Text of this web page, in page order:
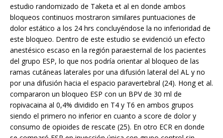
estudio randomizado de Taketa et al en donde ambos
bloqueos continuos mostraron similares puntuaciones de
dolor estático a los 24 hrs concluyéndose la no inferioridad de
este bloqueo. Dentro de este estudio se evidenció un efecto
anestésico escaso en la región paraesternal de los pacientes
del grupo ESP, lo que nos podría orientar al bloqueo de las
ramas cutáneas laterales por una difusión lateral del AL y no
por una difusión hacia el espacio paravertebral (24). Hong et al.
compararon un bloqueo ESP con un BPV de 30 ml de
ropivacaina al 0,4% dividido en T4 y T6 en ambos grupos
siendo el primero no inferior en cuanto a score de dolor y
consumo de opioides de rescate (25). En otro ECR en donde